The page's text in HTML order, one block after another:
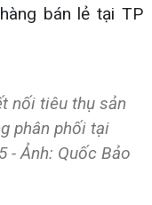
bán lẻ tại TP
nối tiêu thụ sản
phân phối tại
- Ảnh: Quốc Bảo